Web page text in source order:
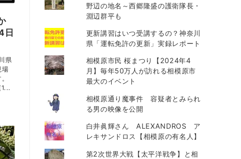
日
県
場
野辺の地名～西郷隆盛の護衛隊長・
淵辺群平も
更新講習はいつ受講するの？神奈川
県「運転免許の更新」実録レポート
相模原市民 桜まつり【2024年4
月】毎年50万人が訪れる相模原市
最大のイベント
相模原通り魔事件 容疑者とみられ
る男の映像を公開
白井眞輝さん ALEXANDROS ア
レキサンドロス【相模原の有名人】
第2次世界大戦【太平洋戦争】と相